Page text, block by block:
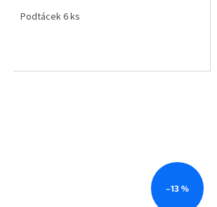
Podtácek 6 ks
–13 %